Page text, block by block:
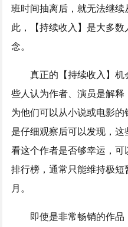
班时间抽离后，就无法继
此，【持续收入】是大多
念。
真正的【持续收入】
些人认为作者、演员是解
为他们可以从小说或电影
是仔细观察后可以发现，
看这个作者是否够幸运，
排行榜，通常只能维持极
月。
即使是非常畅销的作